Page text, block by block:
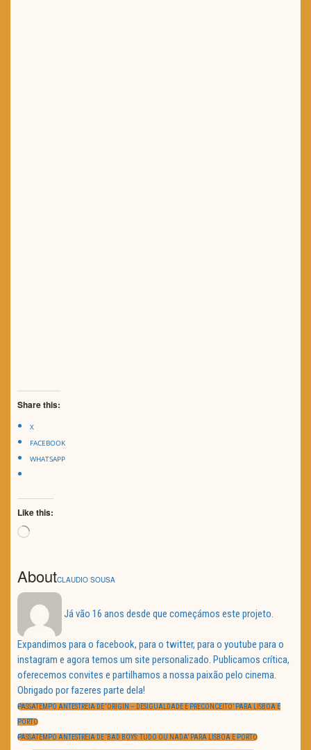
Share this:
X
FACEBOOK
WHATSAPP
Like this:
Loading…
AboutCLAUDIO SOUSA
Já vão 16 anos desde que começámos este projeto.
Expandimos para o facebook, para o twitter, para o youtube para o
instagram e agora temos um site personalizado. Publicamos crítica,
oferecemos convites e partilhamos a nossa paixão pelo cinema.
Obrigado por fazeres parte dela!
Navegação
de
artigos
PREVIOUS
PASSATEMPO ANTESTREIA DE ‘ORIGIN – DESIGUALDADE E PRECONCEITO’ PARA LISBOA E
PORTO
NEXT
PASSATEMPO ANTESTREIA DE ‘BAD BOYS: TUDO OU NADA’ PARA LISBOA E PORTO